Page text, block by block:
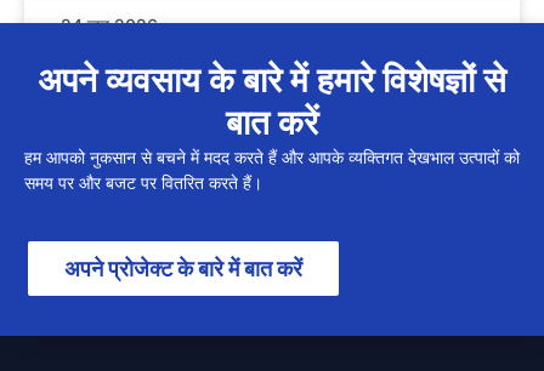
24 जून 2026
अपने व्यवसाय के बारे में हमारे विशेषज्ञों से
बात करें
हम आपको नुकसान से बचने में मदद करते हैं और आपके व्यक्तिगत देखभाल उत्पादों को
समय पर और बजट पर वितरित करते हैं।
अपने प्रोजेक्ट के बारे में बात करें